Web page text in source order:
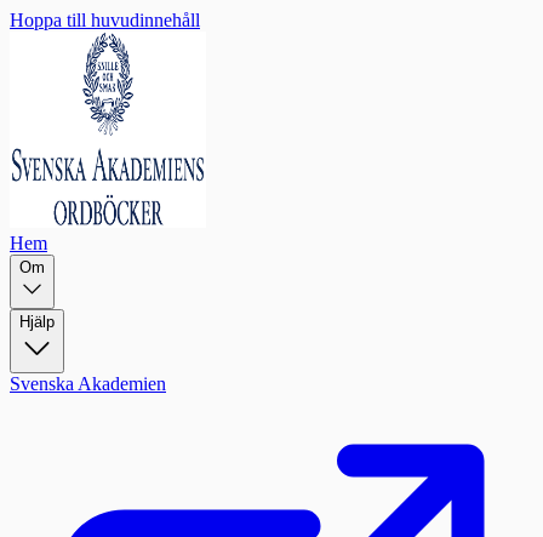
Hoppa till huvudinnehåll
Hem
Om
Hjälp
Svenska Akademien